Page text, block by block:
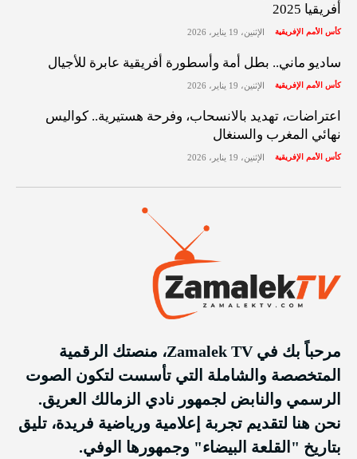
أفريقيا 2025
كأس الأمم الإفريقية الإثنين، 19 يناير، 2026
ساديو ماني.. بطل أمة وأسطورة أفريقية عابرة للأجيال
كأس الأمم الإفريقية الإثنين، 19 يناير، 2026
اعتراضات، تهديد بالانسحاب، وفرحة هستيرية.. كواليس
نهائي المغرب والسنغال
كأس الأمم الإفريقية الإثنين، 19 يناير، 2026
مرحباً بك في Zamalek TV، منصتك الرقمية
المتخصصة والشاملة التي تأسست لتكون الصوت
الرسمي والنابض لجمهور نادي الزمالك العريق.
نحن هنا لتقديم تجربة إعلامية ورياضية فريدة، تليق
بتاريخ "القلعة البيضاء" وجمهورها الوفي.